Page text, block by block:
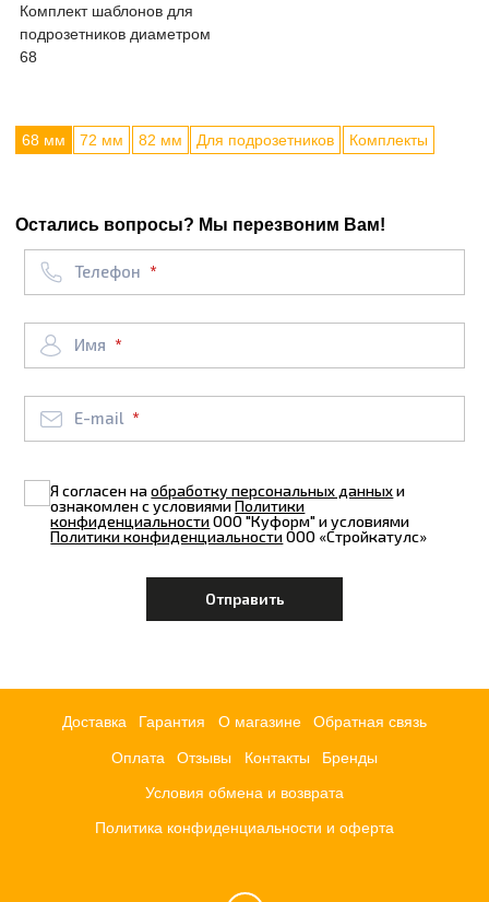
Комплект шаблонов для
подрозетников диаметром
68
68 мм 72 мм 82 мм Для подрозетников Комплекты
Остались вопросы? Мы перезвоним Вам!
Телефон
Имя
E-mail
Я согласен наобработку персональных данныхи
ознакомлен с условиямиПолитики
конфиденциальностиООО "Куформ" и условиями
Политики конфиденциальностиООО «Стройкатулс»
Доставка Гарантия О магазине Обратная связь
Оплата Отзывы Контакты Бренды
Условия обмена и возврата
Политика конфиденциальности и оферта